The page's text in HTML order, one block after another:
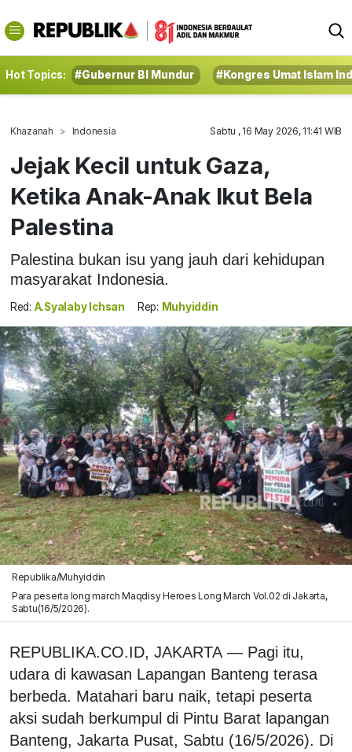
Hot Topics: #Gubernur BI Mundur #Kongres Umat Islam
Khazanah Indonesia Sabtu , 16 May 2026, 11:41 WIB
Jejak Kecil untuk Gaza,
Ketika Anak-Anak Ikut Bela
Palestina
Palestina bukan isu yang jauh dari kehidupan
masyarakat Indonesia.
Red: A.Syalaby Ichsan Rep: Muhyiddin
Republika/Muhyiddin
Para peserta long march Maqdisy Heroes Long March Vol.02 di Jakarta,
Sabtu(16/5/2026).
REPUBLIKA.CO.ID, JAKARTA — Pagi itu,
udara di kawasan Lapangan Banteng terasa
berbeda. Matahari baru naik, tetapi peserta
aksi sudah berkumpul di Pintu Barat lapangan
Banteng, Jakarta Pusat, Sabtu (16/5/2026). Di